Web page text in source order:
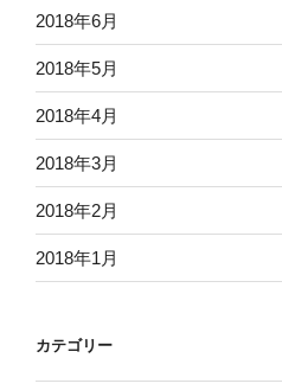
2018年6月
2018年5月
2018年4月
2018年3月
2018年2月
2018年1月
カテゴリー